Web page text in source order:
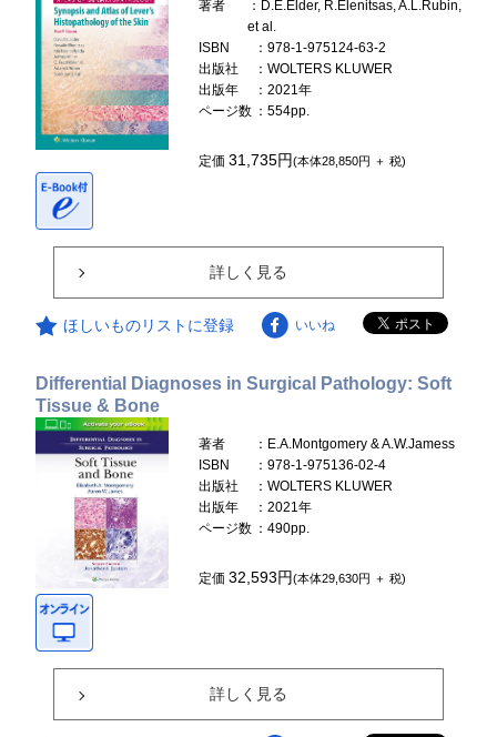
著者
：D.E.Elder, R.Elenitsas, A.L.Rubin,
et al.
ISBN
：978-1-975124-63-2
出版社
：WOLTERS KLUWER
出版年
：2021年
ページ数 ：554pp.
定価31,735円(本体28,850円 ＋ 税)
詳しく見る
ほしいものリストに登録 いいね
Differential Diagnoses in Surgical Pathology: Soft
Tissue & Bone
著者
：E.A.Montgomery & A.W.Jamess
ISBN
：978-1-975136-02-4
出版社
：WOLTERS KLUWER
出版年
：2021年
ページ数 ：490pp.
定価32,593円(本体29,630円 ＋ 税)
詳しく見る